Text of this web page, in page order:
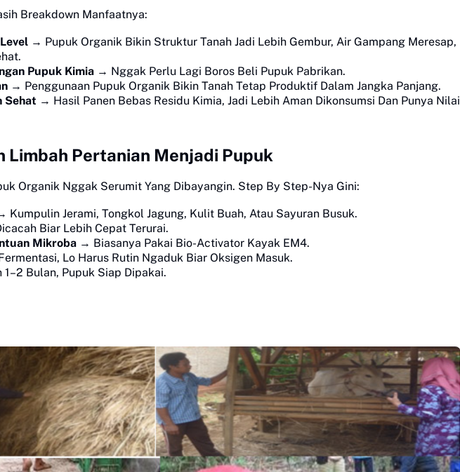
Breakdown Manfaatnya:
→ Pupuk Organik Bikin Struktur Tanah Jadi Lebih Gembur, Air Gampang Meresap,
Pupuk Kimia → Nggak Perlu Lagi Boros Beli Pupuk Pabrikan.
→ Penggunaan Pupuk Organik Bikin Tanah Tetap Produktif Dalam Jangka Panjang.
Sehat → Hasil Panen Bebas Residu Kimia, Jadi Lebih Aman Dikonsumsi Dan Punya Nilai
Limbah Pertanian Menjadi Pupuk
Organik Nggak Serumit Yang Dibayangin. Step By Step-Nya Gini:
Kumpulin Jerami, Tongkol Jagung, Kulit Buah, Atau Sayuran Busuk.
Biar Lebih Cepat Terurai.
Mikroba → Biasanya Pakai Bio-Activator Kayak EM4.
Lo Harus Rutin Ngaduk Biar Oksigen Masuk.
Bulan, Pupuk Siap Dipakai.